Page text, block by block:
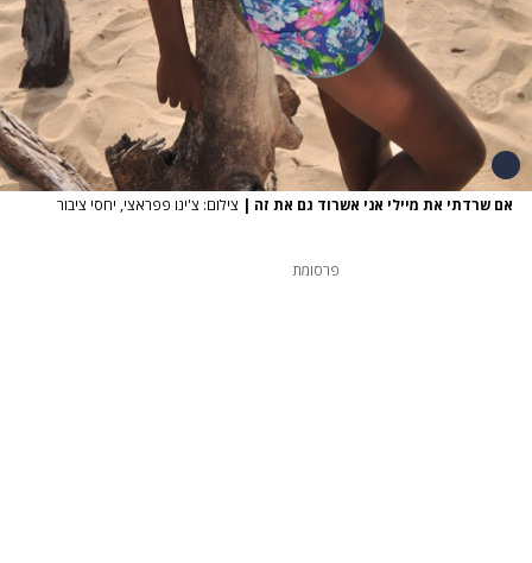
אם שרדתי את מיילי אני אשרוד גם את זה | צילום: צ'ינו פפראצי, יחסי ציבור
פרסומת